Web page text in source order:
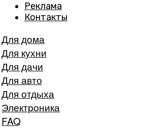
Реклама
Контакты
Для дома
Для кухни
Для дачи
Для авто
Для отдыха
Электроника
FAQ